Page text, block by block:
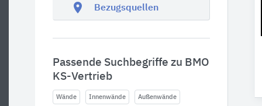
location_on Bezugsquellen
Passende Suchbegriffe zu BMO
KS-Vertrieb
Wände Innenwände Außenwände